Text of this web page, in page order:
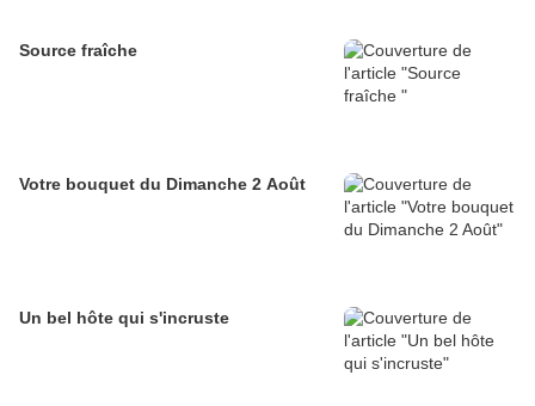
Source fraîche
Votre bouquet du Dimanche 2 Août
Un bel hôte qui s'incruste